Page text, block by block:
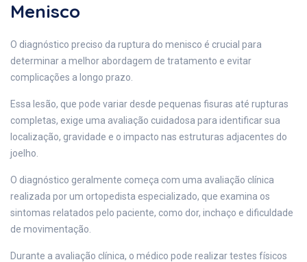
Menisco
O diagnóstico preciso da ruptura do menisco é crucial para
determinar a melhor abordagem de tratamento e evitar
complicações a longo prazo.
Essa lesão, que pode variar desde pequenas fisuras até rupturas
completas, exige uma avaliação cuidadosa para identificar sua
localização, gravidade e o impacto nas estruturas adjacentes do
joelho.
O diagnóstico geralmente começa com uma avaliação clínica
realizada por um ortopedista especializado, que examina os
sintomas relatados pelo paciente, como dor, inchaço e dificuldade
de movimentação.
Durante a avaliação clínica, o médico pode realizar testes físicos